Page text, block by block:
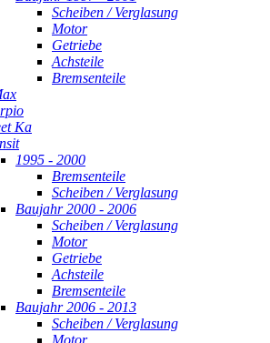
Scheiben / Verglasung
Motor
Getriebe
Achsteile
Bremsenteile
Ka
1995 - 2000
Bremsenteile
Scheiben / Verglasung
Baujahr 2000 - 2006
Scheiben / Verglasung
Motor
Getriebe
Achsteile
Bremsenteile
Baujahr 2006 - 2013
Scheiben / Verglasung
Motor